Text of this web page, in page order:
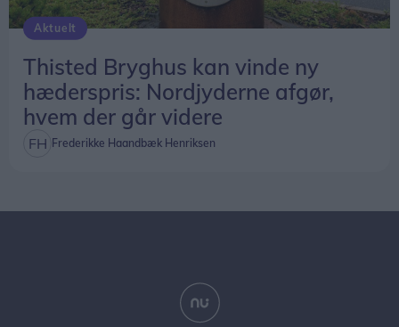
Aktuelt
Thisted Bryghus kan vinde ny
hæderspris: Nordjyderne afgør,
hvem der går videre
Frederikke Haandbæk Henriksen